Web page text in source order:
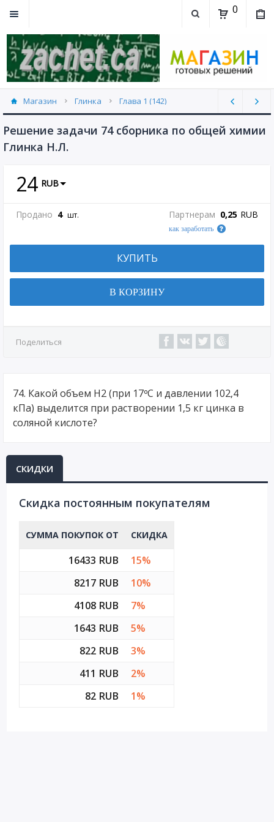
0
Магазин Глинка Глава 1 (142)
Решение задачи 74 сборника по общей химии
Глинка Н.Л.
24 RUB
Продано 4 шт. Партнерам 0,25 RUB
как заработать
КУПИТЬ
В КОРЗИНУ
Поделиться
74. Какой объем H2 (при 17ºС и давлении 102,4
кПа) выделится при растворении 1,5 кг цинка в
соляной кислоте?
СКИДКИ
Cкидка постоянным покупателям
СУММА ПОКУПОК ОТ СКИДКА
16433 RUB
15%
8217 RUB
10%
4108 RUB
7%
1643 RUB
5%
822 RUB
3%
411 RUB
2%
82 RUB
1%